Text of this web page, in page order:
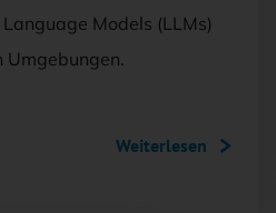
Models (LLMs)
Umgebungen.
Weiterlesen